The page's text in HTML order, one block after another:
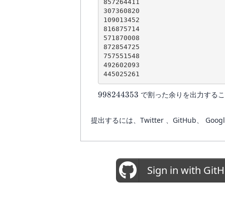
857264411
307360820
109013452
816875714
571870008
872854725
757551548
492602093
998244353
998244353 で割った余りを出力する
提出するには、Twitter 、GitHub、
Sign in with